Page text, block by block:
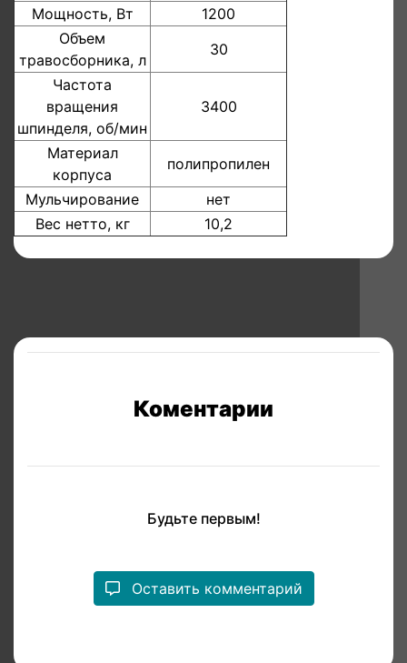
Мощность, Вт
1200
Объем
травосборника, л
30
Частота
вращения
шпинделя, об/мин
3400
Материал
корпуса
полипропилен
Мульчирование
нет
Вес нетто, кг
10,2
Коментарии
Будьте первым!
Оставить комментарий